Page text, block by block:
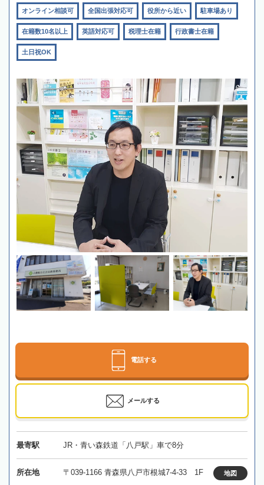
オンライン相談可 全国出張対応可 役所から近い 駐車場あり
在籍数10名以上 英語対応可 税理士在籍 行政書士在籍
土日祝OK
電話する
メールする
最寄駅 JR・青い森鉄道「八戸駅」車で8分
所在地 〒039-1166 青森県八戸市根城7-4-33 1F 地図